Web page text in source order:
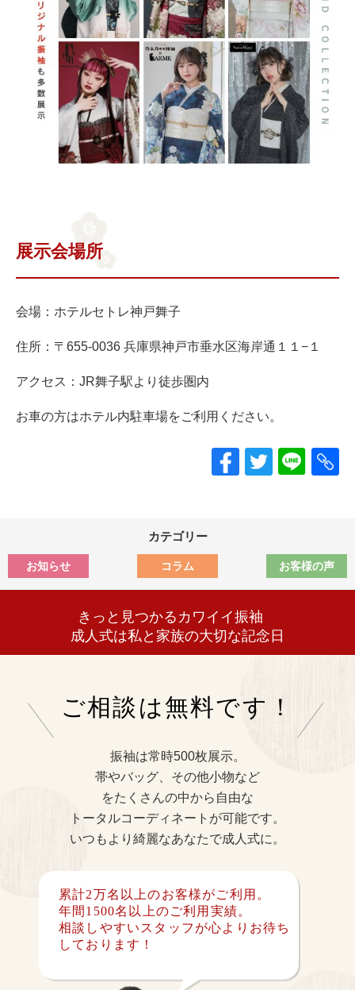
展示会場所
会場：ホテルセトレ神戸舞子
住所：〒655-0036 兵庫県神戸市垂水区海岸通１１−１
アクセス：JR舞子駅より徒歩圏内
お車の方はホテル内駐車場をご利用ください。
カテゴリー
お知らせ コラム お客様の声
きっと見つかるカワイイ振袖
成人式は私と家族の大切な記念日
ご相談は無料です！
振袖は常時500枚展示。
帯やバッグ、その他小物など
をたくさんの中から自由な
トータルコーディネートが可能です。
いつもより綺麗なあなたで成人式に。
累計2万名以上のお客様がご利用。
年間1500名以上のご利用実績。
相談しやすいスタッフが心よりお待ち
しております！